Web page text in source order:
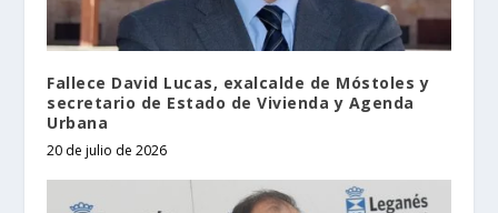
Fallece David Lucas, exalcalde de Móstoles y
secretario de Estado de Vivienda y Agenda
Urbana
20 de julio de 2026